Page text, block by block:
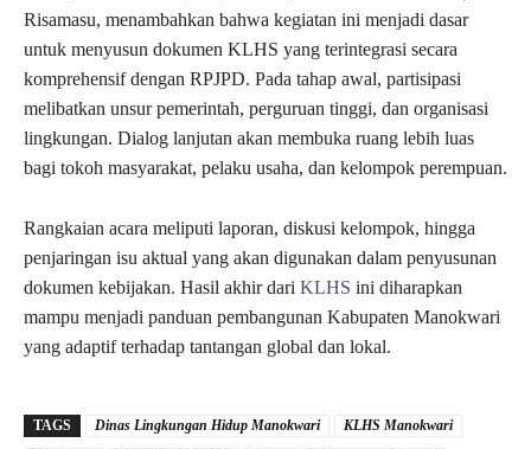
Risamasu, menambahkan bahwa kegiatan ini menjadi dasar
untuk menyusun dokumen KLHS yang terintegrasi secara
komprehensif dengan RPJPD. Pada tahap awal, partisipasi
melibatkan unsur pemerintah, perguruan tinggi, dan organisasi
lingkungan. Dialog lanjutan akan membuka ruang lebih luas
bagi tokoh masyarakat, pelaku usaha, dan kelompok perempuan.
Rangkaian acara meliputi laporan, diskusi kelompok, hingga
penjaringan isu aktual yang akan digunakan dalam penyusunan
dokumen kebijakan. Hasil akhir dari KLHS ini diharapkan
mampu menjadi panduan pembangunan Kabupaten Manokwari
yang adaptif terhadap tantangan global dan lokal.
TAGS Dinas Lingkungan Hidup Manokwari
KLHS Manokwari